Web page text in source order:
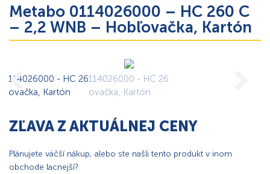
Metabo 0114026000 – HC 260 C
– 2,2 WNB – Hobľovačka, Kartón
ZĽAVA Z AKTUÁLNEJ CENY
Plánujete väčší nákup, alebo ste našli tento produkt v inom
obchode lacnejší?